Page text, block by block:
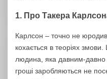
1. Про Такера
Карлсон – точно не
кохається в теоріях
людина, яка давним-давно
гроші заробляються не